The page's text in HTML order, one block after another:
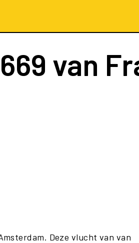
van
Deze vlucht van van